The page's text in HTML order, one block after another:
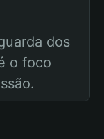
dos
o foco